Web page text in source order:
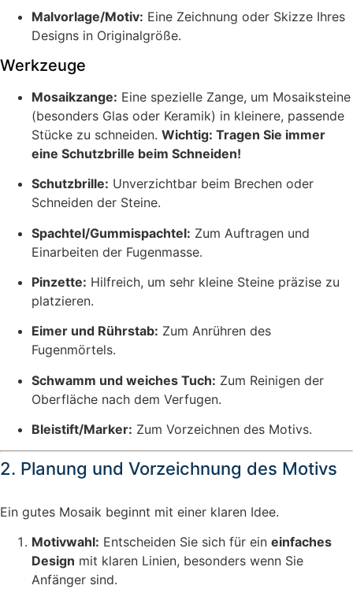
Malvorlage/Motiv: Eine Zeichnung oder Skizze Ihres
Designs in Originalgröße.
Werkzeuge
Mosaikzange: Eine spezielle Zange, um Mosaiksteine
(besonders Glas oder Keramik) in kleinere, passende
Stücke zu schneiden. Wichtig: Tragen Sie immer
eine Schutzbrille beim Schneiden!
Schutzbrille: Unverzichtbar beim Brechen oder
Schneiden der Steine.
Spachtel/Gummispachtel: Zum Auftragen und
Einarbeiten der Fugenmasse.
Pinzette: Hilfreich, um sehr kleine Steine präzise zu
platzieren.
Eimer und Rührstab: Zum Anrühren des
Fugenmörtels.
Schwamm und weiches Tuch: Zum Reinigen der
Oberfläche nach dem Verfugen.
Bleistift/Marker: Zum Vorzeichnen des Motivs.
2. Planung und Vorzeichnung des Motivs
Ein gutes Mosaik beginnt mit einer klaren Idee.
Motivwahl: Entscheiden Sie sich für ein einfaches
Design mit klaren Linien, besonders wenn Sie
Anfänger sind.